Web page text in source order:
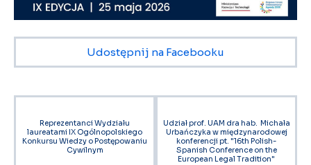
Udostępnij na Facebooku
Reprezentanci Wydziału
laureatami IX Ogólnopolskiego
Konkursu Wiedzy o Postępowaniu
Cywilnym
Udział prof. UAM dra hab. Michała
Urbańczyka w międzynarodowej
konferencji pt. "16th Polish-
Spanish Conference on the
European Legal Tradition"